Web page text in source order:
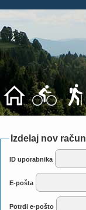
Izdelaj nov račun
ID uporabnika
E-pošta
Potrdi e-pošto